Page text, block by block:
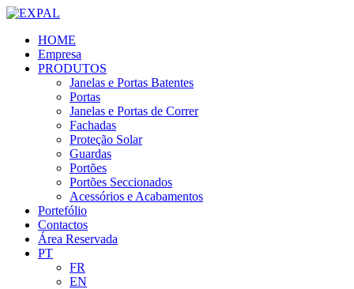
HOME
Empresa
PRODUTOS
Janelas e Portas Batentes
Portas
Janelas e Portas de Correr
Fachadas
Proteção Solar
Guardas
Portões
Portões Seccionados
Acessórios e Acabamentos
Portefólio
Contactos
Área Reservada
PT
FR
EN